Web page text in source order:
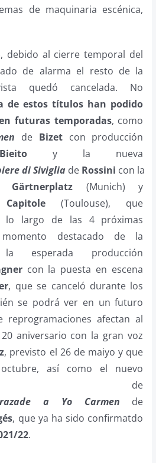
de maquinaria escénica,
debido al cierre temporal del
de alarma el resto de la
quedó cancelada. No
de estos títulos han podido
futuras temporadas, como
de Bizetcon producción
y la nueva
di Sivigliade Rossini con la
(Munich) y
(Toulouse), que
lo largo de las 4 próximas
destacado de la
esperada producción
con la puesta en escena
, que se canceló durante los
se podrá ver en un futuro
reprogramaciones afectan al
aniversario con la gran voz
, previsto el 26 de maiyo y que
así como el nuevo
de
a Yo Carmen de
, que ya ha sido confirmatdo
22.